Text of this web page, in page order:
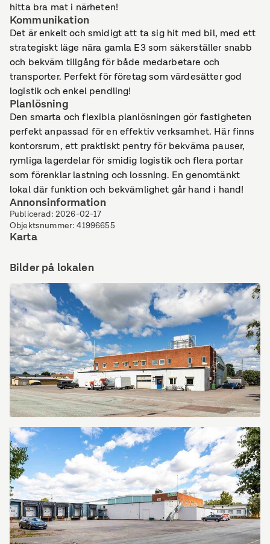
hitta bra mat i närheten!
Kommunikation
Det är enkelt och smidigt att ta sig hit med bil, med ett
strategiskt läge nära gamla E3 som säkerställer snabb
och bekväm tillgång för både medarbetare och
transporter. Perfekt för företag som värdesätter god
logistik och enkel pendling!
Planlösning
Den smarta och flexibla planlösningen gör fastigheten
perfekt anpassad för en effektiv verksamhet. Här finns
kontorsrum, ett praktiskt pentry för bekväma pauser,
rymliga lagerdelar för smidig logistik och flera portar
som förenklar lastning och lossning. En genomtänkt
lokal där funktion och bekvämlighet går hand i hand!
Annonsinformation
Publicerad: 2026-02-17
Objektsnummer:41996655
Karta
Bilder på lokalen
Västra
Drottninggatan
40